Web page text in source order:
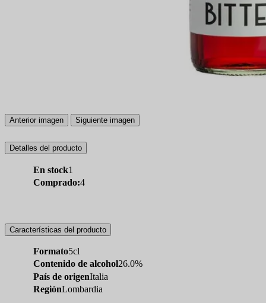
Anterior imagen Siguiente imagen
Detalles del producto
En stock1
Comprado:4
Características del producto
Formato5cl
Contenido de alcohol26.0%
País de origenItalia
RegiónLombardia